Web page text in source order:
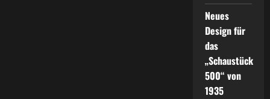
Neues
Design für
das
„Schaustück
500“ von
1935